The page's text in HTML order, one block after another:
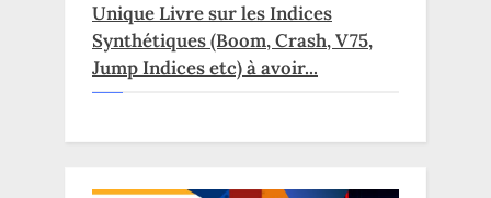
Unique Livre sur les Indices
Synthétiques (Boom, Crash, V75,
Jump Indices etc) à avoir...